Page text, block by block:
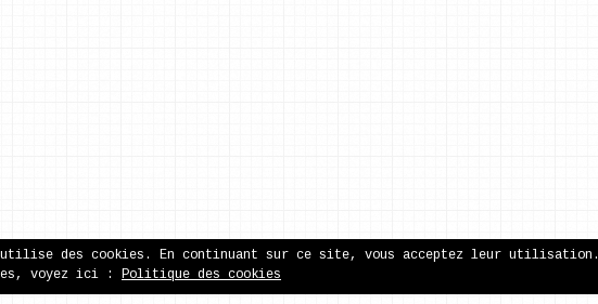
© 2026.
des cookies. En continuant sur ce site, vous acceptez leur utilisation.
voyez ici : Politique des cookies